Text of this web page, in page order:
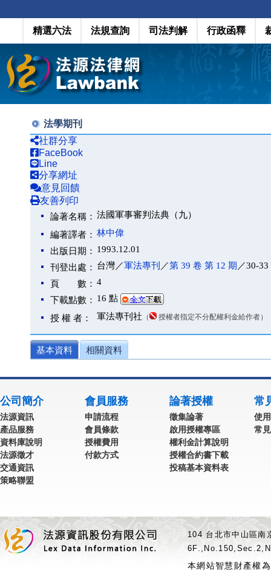
精選六法 法規查詢 司法判解 行政函釋
法學期刊
社群分享
FaceBook
Line
分享網址
意見回饋
友善列印
論著名稱： 法國軍事審判法典（九）
編著譯者： 林中偉
出版日期： 1993.12.01
刊登出處： 台灣／軍法專刊 ／第 39 卷 第 12 期 ／30-33
頁 數： 4
下載點數： 16 點
授 權 者： 軍法專刊社 （ 授權者指定不分配權利金給作者）
基本資料 相關資料
公司簡介
法源資訊
產品服務
資料庫說明
法源徵才
交通資訊
策略聯盟
會員服務
申請流程
會員條款
授權費用
付款方式
論著授權
徵集論著
啟用授權專區
權利金計算說明
授權合約書下載
投稿基本資料表
常
使
常
104 台北市中山區
本網站智慧財產權